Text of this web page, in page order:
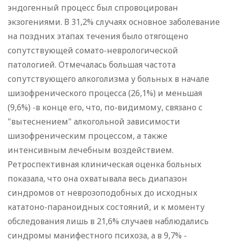
эндогенный процесс был спровоцирован
экзогениями. В 31,2% случаях основное заболевание
на поздних этапах течения было отягощено
сопутствующей сомато-неврологической
патологией. Отмечалась большая частота
сопутствующего алкоголизма у больных в начале
шизофренического процесса (26,1%) и меньшая
(9,6%) -в конце его, что, по-видимому, связано с
"вытеснением" алкогольной зависимости
шизофреническим процессом, а также
интенсивным лечебным воздействием.
Ретроспективная клиническая оценка больных
показала, что она охватывала весь диапазон
синдромов от неврозоподобных до исходных
кататоно-параноидных состояний, и к моменту
обследования лишь в 21,6% случаев наблюдались
синдромы манифестного психоза, а в 9,7% -